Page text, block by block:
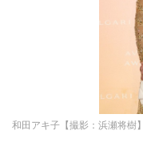
和田アキ子【撮影：浜瀬将樹】